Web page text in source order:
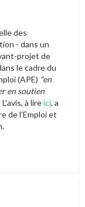
des
- dans un
projet de
le cadre du
(APE) "en
en soutien
L'avis, à lire ici, a
de l’Emploi et